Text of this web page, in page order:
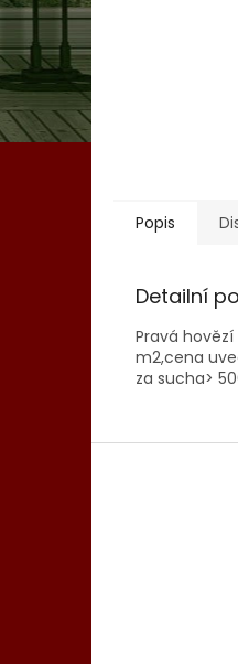
Popis
Detailní
Pravá
m2,cena
za sucha>